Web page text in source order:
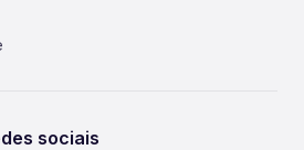
sociais